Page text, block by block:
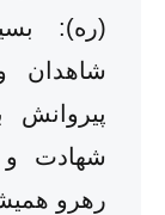
(ره):
شاهدان
پیروانش
شهادت و
رهرو